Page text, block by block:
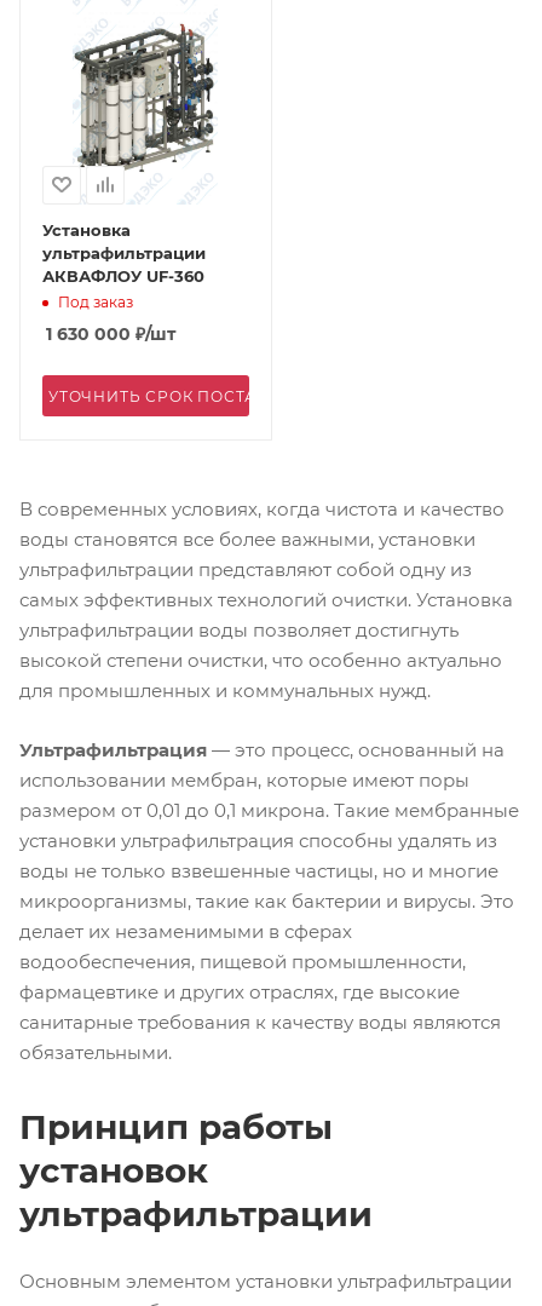
Установка
ультрафильтрации
АКВАФЛОУ UF-360
Под заказ
1 630 000 ₽/шт
УТОЧНИТЬ СРОК ПОСТАВКИ
В современных условиях, когда чистота и качество
воды становятся все более важными, установки
ультрафильтрации представляют собой одну из
самых эффективных технологий очистки. Установка
ультрафильтрации воды позволяет достигнуть
высокой степени очистки, что особенно актуально
для промышленных и коммунальных нужд.
Ультрафильтрация — это процесс, основанный на
использовании мембран, которые имеют поры
размером от 0,01 до 0,1 микрона. Такие мембранные
установки ультрафильтрация способны удалять из
воды не только взвешенные частицы, но и многие
микроорганизмы, такие как бактерии и вирусы. Это
делает их незаменимыми в сферах
водообеспечения, пищевой промышленности,
фармацевтике и других отраслях, где высокие
санитарные требования к качеству воды являются
обязательными.
Принцип работы
установок
ультрафильтрации
Основным элементом установки ультрафильтрации